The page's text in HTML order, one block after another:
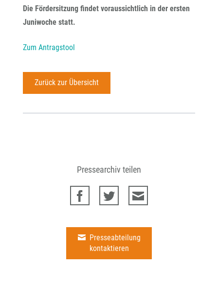
Die Fördersitzung findet voraussichtlich in der ersten
Juniwoche statt.
Zum Antragstool
Zurück zur Übersicht
Pressearchiv teilen
Presseabteilung
kontaktieren